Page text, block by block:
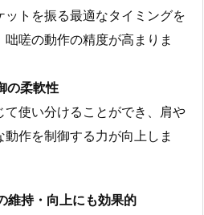
トを振る最適なタイミングを
嗟の動作の精度が高まりま
の柔軟性
使い分けることができ、肩や
作を制御する力が向上しま
維持・向上にも効果的